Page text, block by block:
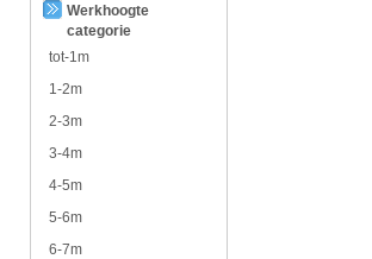
Werkhoogte
categorie
tot-1m
1-2m
2-3m
3-4m
4-5m
5-6m
6-7m